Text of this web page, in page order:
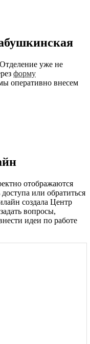
уже не
форму
оперативно внесем
отображаются
или обратиться
создала Центр
вопросы,
идеи по работе